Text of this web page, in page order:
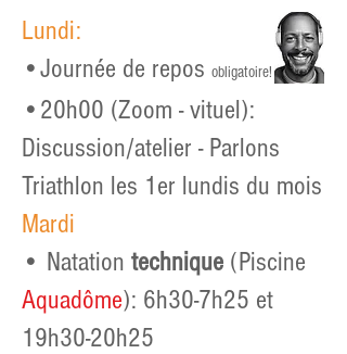
Lundi:
•Journée de repos obligatoire!
• 20h00 (Zoom - vituel):
Discussion/atelier - Parlons
Triathlon les 1er lundis du mois
Mardi
• Natation technique (Piscine
Aquadôme): 6h30-7h25 et
19h30-20h25